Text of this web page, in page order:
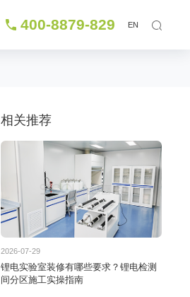
400-8879-829 EN
相关推荐
2026-07-29
锂电实验室装修有哪些要求？锂电检测
间分区施工实操指南